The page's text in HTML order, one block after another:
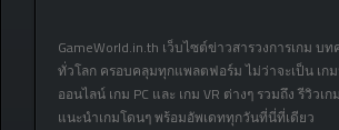
GameWorld.in.th เว็บไซต์ข่าวสารวงการเกม
ทั่วโลก ครอบคลุมทุกแพลตฟอร์ม ไม่ว่าจะเป็น เก
ออนไลน์ เกม PC และ เกม VR ต่างๆ รวมถึง รีวิวเ
แนะนำเกมโดนๆ พร้อมอัพเดททุกวันที่นี่ที่เดียว